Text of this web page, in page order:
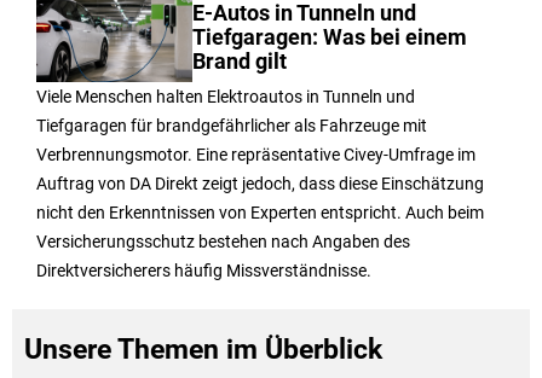
E-Autos in Tunneln und
Tiefgaragen: Was bei einem
Brand gilt
Viele Menschen halten Elektroautos in Tunneln und
Tiefgaragen für brandgefährlicher als Fahrzeuge mit
Verbrennungsmotor. Eine repräsentative Civey-Umfrage im
Auftrag von DA Direkt zeigt jedoch, dass diese Einschätzung
nicht den Erkenntnissen von Experten entspricht. Auch beim
Versicherungsschutz bestehen nach Angaben des
Direktversicherers häufig Missverständnisse.
Unsere Themen im Überblick